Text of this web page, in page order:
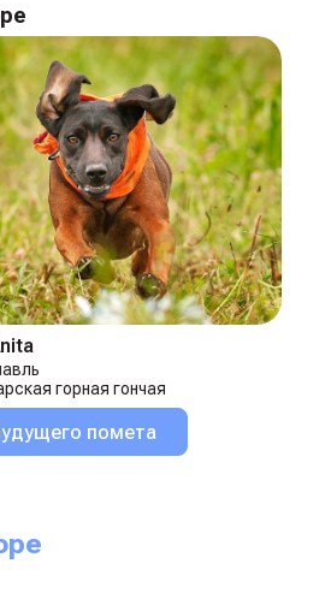
горная гончая
помета